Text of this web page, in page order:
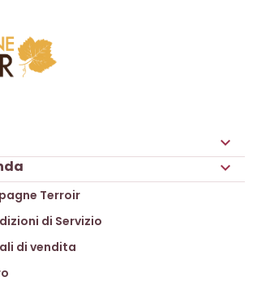


Terroir
di Servizio
di vendita